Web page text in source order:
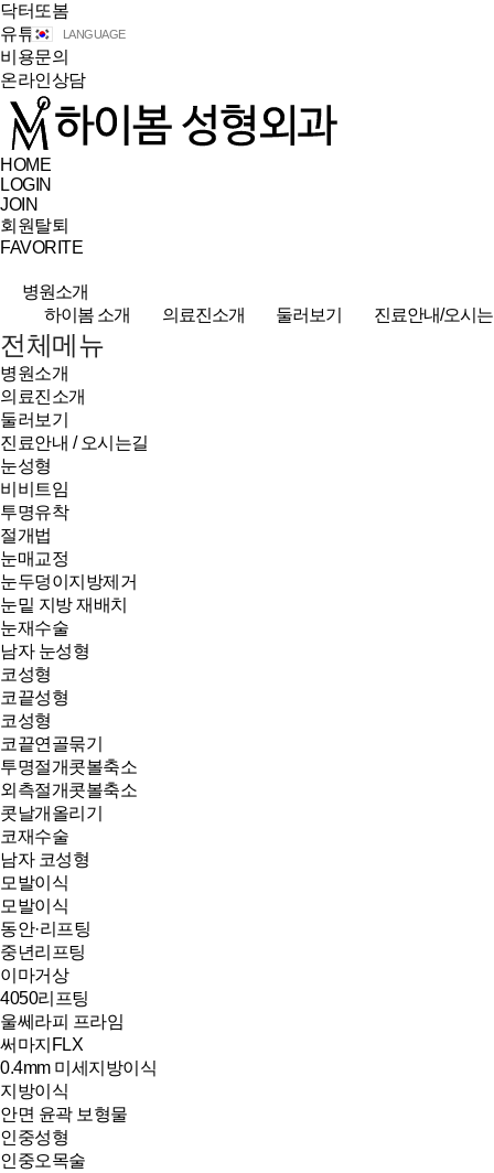
닥터또봄
유튜브
비용문의
온라인상담
LANGUAGE
HOME
LOGIN
JOIN
회원탈퇴
FAVORITE
병원소개
하이봄 소개
의료진소개 둘러보기 진료안내/오시
전체메뉴
병원소개
의료진소개
둘러보기
진료안내 / 오시는길
눈성형
비비트임
투명유착
절개법
눈매교정
눈두덩이지방제거
눈밑 지방 재배치
눈재수술
남자 눈성형
코성형
코끝성형
코성형
코끝연골묶기
투명절개콧볼축소
외측절개콧볼축소
콧날개올리기
코재수술
남자 코성형
모발이식
모발이식
동안·리프팅
중년리프팅
이마거상
4050리프팅
울쎄라피 프라임
써마지FLX
0.4mm 미세지방이식
지방이식
안면 윤곽 보형물
인중성형
인중오목술